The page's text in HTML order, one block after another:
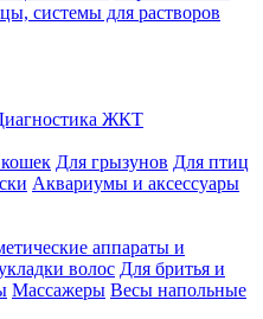
системы для растворов
ЖКТ
Для грызунов Для птиц
Аквариумы и аксессуары
аппараты и
волос Для бритья и
Массажеры Весы напольные